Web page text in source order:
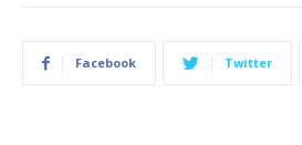
Facebook Twitter